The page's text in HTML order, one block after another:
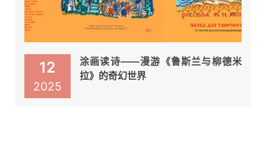
12
2025
涂画读诗——漫游《鲁斯兰与柳德米
拉》的奇幻世界